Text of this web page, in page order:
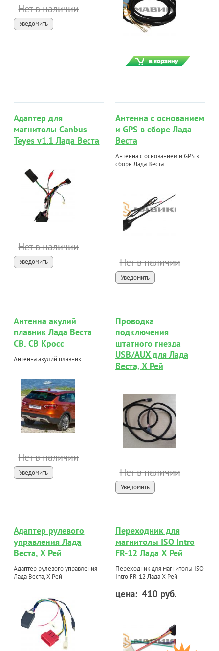
Нет в наличии
Уведомить
Адаптер для
магнитолы Canbus
Teyes v1.1 Лада Веста
Нет в наличии
Уведомить
Антенна с основанием
и GPS в сборе Лада
Веста
Антенна с основанием и GPS в
сборе Лада Веста
Нет в наличии
Уведомить
Антенна акулий
плавник Лада Веста
СВ, СВ Кросс
Антенна акулий плавник
Нет в наличии
Уведомить
Проводка
подключения
штатного гнезда
USB/AUX для Лада
Веста, Х Рей
Нет в наличии
Уведомить
Адаптер рулевого
управления Лада
Веста, Х Рей
Адаптер рулевого управления
Лада Веста, Х Рей
Переходник для
магнитолы ISO Intro
FR-12 Лада Х Рей
Переходник для магнитолы ISO
Intro FR-12 Лада Х Рей
цена: 410 руб.